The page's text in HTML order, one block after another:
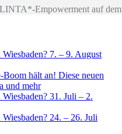
Empowerment auf
7. – 9. August
hält an! Diese neuen
und mehr
31. Juli – 2.
24. – 26. Juli